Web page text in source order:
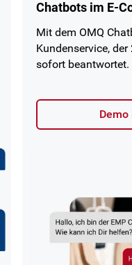
Chatbots im E-
Mit dem OMQ
Kundenservice,
sofort beantwortet.
Demo